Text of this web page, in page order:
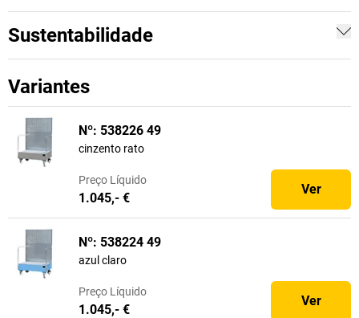
Sustentabilidade
Variantes
Nº: 538226 49
cinzento rato
Preço Líquido
1.045,- €
Ver
Nº: 538224 49
azul claro
Preço Líquido
1.045,- €
Ver